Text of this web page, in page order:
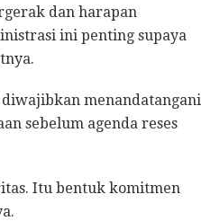
dan harapan
ini penting supaya
menandatangani
sebelum agenda reses
Itu bentuk komitmen